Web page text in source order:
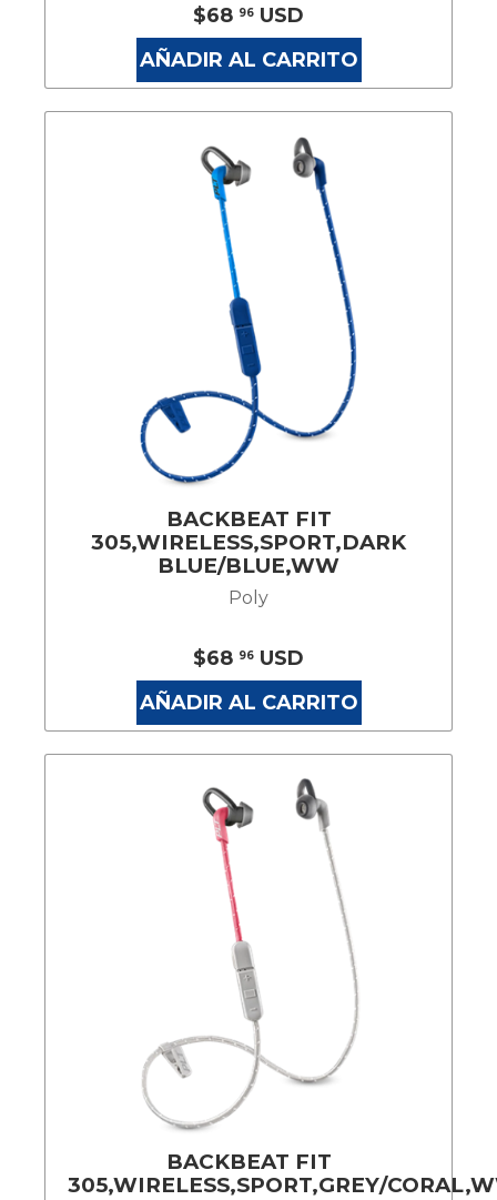
$68 96 USD
AÑADIR AL CARRITO
BACKBEAT FIT
305,WIRELESS,SPORT,DARK
BLUE/BLUE,WW
Poly
$68 96 USD
AÑADIR AL CARRITO
BACKBEAT FIT
305,WIRELESS,SPORT,GREY/